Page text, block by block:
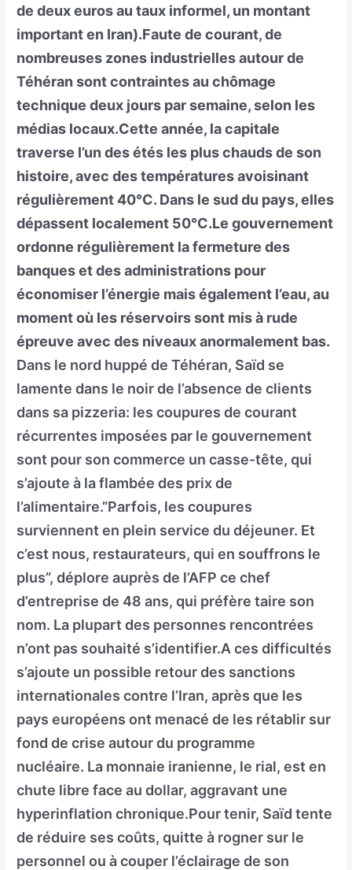
de deux euros au taux informel, un montant
important en Iran).Faute de courant, de
nombreuses zones industrielles autour de
Téhéran sont contraintes au chômage
technique deux jours par semaine, selon les
médias locaux.Cette année, la capitale
traverse l’un des étés les plus chauds de son
histoire, avec des températures avoisinant
régulièrement 40°C. Dans le sud du pays, elles
dépassent localement 50°C.Le gouvernement
ordonne régulièrement la fermeture des
banques et des administrations pour
économiser l’énergie mais également l’eau, au
moment où les réservoirs sont mis à rude
épreuve avec des niveaux anormalement bas.
Dans le nord huppé de Téhéran, Saïd se
lamente dans le noir de l’absence de clients
dans sa pizzeria: les coupures de courant
récurrentes imposées par le gouvernement
sont pour son commerce un casse-tête, qui
s’ajoute à la flambée des prix de
l’alimentaire.”Parfois, les coupures
surviennent en plein service du déjeuner. Et
c’est nous, restaurateurs, qui en souffrons le
plus”, déplore auprès de l’AFP ce chef
d’entreprise de 48 ans, qui préfère taire son
nom. La plupart des personnes rencontrées
n’ont pas souhaité s’identifier.A ces difficultés
s’ajoute un possible retour des sanctions
internationales contre l’Iran, après que les
pays européens ont menacé de les rétablir sur
fond de crise autour du programme
nucléaire. La monnaie iranienne, le rial, est en
chute libre face au dollar, aggravant une
hyperinflation chronique.Pour tenir, Saïd tente
de réduire ses coûts, quitte à rogner sur le
personnel ou à couper l’éclairage de son